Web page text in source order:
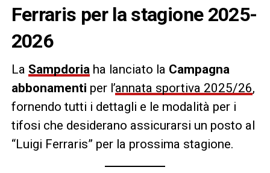
Ferraris per la stagione 2025-
2026
La Sampdoria ha lanciato la Campagna
abbonamenti per l’annata sportiva 2025/26,
fornendo tutti i dettagli e le modalità per i
tifosi che desiderano assicurarsi un posto al
“Luigi Ferraris” per la prossima stagione.